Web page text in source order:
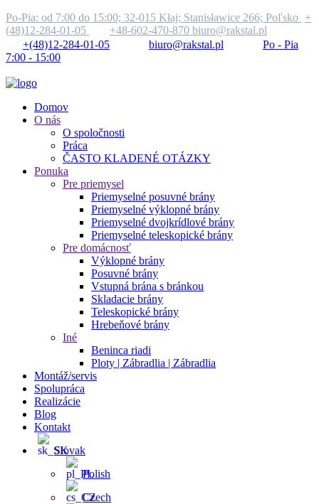
Po-Pia: od 7:00 do 15:00; 32-015 Kłaj; Stanisławice 266; Poľsko +
(48)12-284-01-05
+48-602-470-870 biuro@rakstal.pl
+(48)12-284-01-05
biuro@rakstal.pl
Po - Pia
7:00 - 15:00
Domov
O nás
O spoločnosti
Práca
ČASTO KLADENÉ OTÁZKY
Ponuka
Pre priemysel
Priemyselné posuvné brány
Priemyselné výklopné brány
Priemyselné dvojkrídlové brány
Priemyselné teleskopické brány
Pre domácnosť
Výklopné brány
Posuvné brány
Vstupná brána s bránkou
Skladacie brány
Teleskopické brány
Hrebeňové brány
Iné
Beninca riadi
Ploty | Zábradlia | Zábradlia
Montáž/servis
Spolupráca
Realizácie
Blog
Kontakt
Slovak
Polish
Czech